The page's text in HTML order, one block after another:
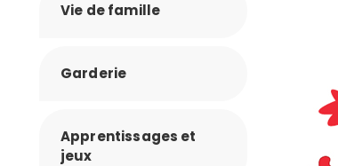
Vie de famille
Garderie
Apprentissages et
jeux